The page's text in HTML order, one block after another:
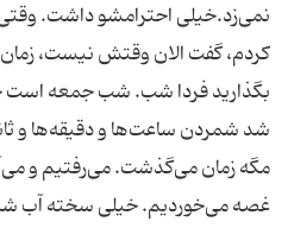
نمی‌زد.خیلی احترامشو داشت.
کردم، گفت الان وقتش نیست،
بگذارید فردا شب. شب جمعه
شد شمردن ساعت‌ها و دقیقه‌ها و
مگه زمان می‌گذشت. می‌رفتیم و
غصه می‌‌خوردیم. خیلی سخته آب